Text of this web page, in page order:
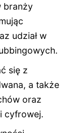
branży
udział w
się z
a także
oraz
cyfrowej.